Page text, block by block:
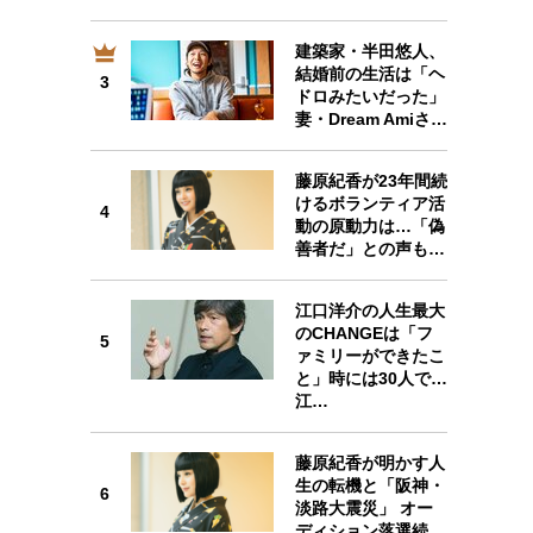
3
建築家・半田悠人、
結婚前の生活は「ヘ
ドロみたいだった」
妻・Dream Amiさ…
4
藤原紀香が23年間続
けるボランティア活
動の原動力は…「偽
善者だ」との声も…
5
江口洋介の人生最大
のCHANGEは「フ
ァミリーができたこ
と」時には30人で…
江…
6
藤原紀香が明かす人
生の転機と「阪神・
淡路大震災」 オー